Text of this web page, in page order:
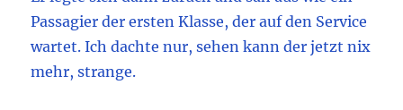
Passagier der ersten Klasse, der auf den Service
wartet. Ich dachte nur, sehen kann der jetzt nix
mehr, strange.